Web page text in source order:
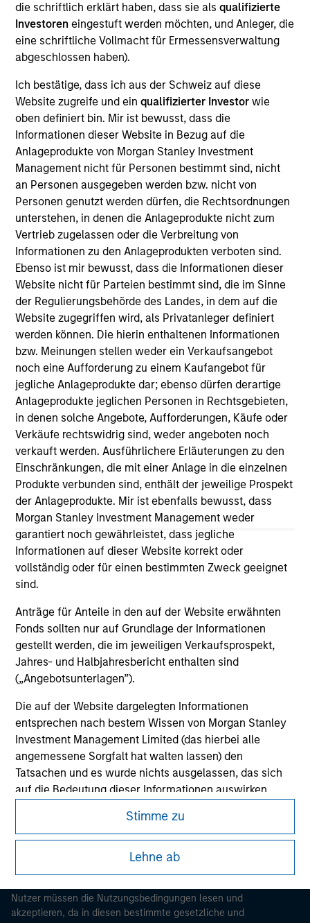
die schriftlich erklärt haben, dass sie alsqualifizierte
Investoren eingestuft werden möchten, und Anleger, die
eine schriftliche Vollmacht für Ermessensverwaltung
abgeschlossen haben).
Ich bestätige, dass ich aus der Schweiz auf diese
Website zugreife und ein qualifizierter Investor wie
oben definiert bin. Mir ist bewusst, dass die
Informationen dieser Website in Bezug auf die
Anlageprodukte von Morgan Stanley Investment
Management nicht für Personen bestimmt sind, nicht
an Personen ausgegeben werden bzw. nicht von
Personen genutzt werden dürfen, die Rechtsordnungen
unterstehen, in denen die Anlageprodukte nicht zum
Vertrieb zugelassen oder die Verbreitung von
Informationen zu den Anlageprodukten verboten sind.
Ebenso ist mir bewusst, dass die Informationen dieser
Website nicht für Parteien bestimmt sind, die im Sinne
der Regulierungsbehörde des Landes, in dem auf die
Website zugegriffen wird, als Privatanleger definiert
werden können. Die hierin enthaltenen Informationen
bzw. Meinungen stellen weder ein Verkaufsangebot
noch eine Aufforderung zu einem Kaufangebot für
jegliche Anlageprodukte dar; ebenso dürfen derartige
Anlageprodukte jeglichen Personen in Rechtsgebieten,
in denen solche Angebote, Aufforderungen, Käufe oder
Verkäufe rechtswidrig sind, weder angeboten noch
verkauft werden. Ausführlichere Erläuterungen zu den
Einschränkungen, die mit einer Anlage in die einzelnen
Produkte verbunden sind, enthält der jeweilige Prospekt
der Anlageprodukte. Mir ist ebenfalls bewusst, dass
Morgan Stanley Investment Management weder
garantiert noch gewährleistet, dass jegliche
Informationen auf dieser Website korrekt oder
vollständig oder für einen bestimmten Zweck geeignet
sind.
Anträge für Anteile in den auf der Website erwähnten
Fonds sollten nur auf Grundlage der Informationen
gestellt werden, die im jeweiligen Verkaufsprospekt,
Jahres- und Halbjahresbericht enthalten sind
(„Angebotsunterlagen”).
Die auf der Website dargelegten Informationen
entsprechen nach bestem Wissen von Morgan Stanley
Investment Management Limited (das hierbei alle
angemessene Sorgfalt hat walten lassen) den
Tatsachen und es wurde nichts ausgelassen, das sich
auf die Bedeutung dieser Informationen auswirken
seine verbundenen Unternehmen haften jedoch weder
für die Richtigkeit dieser Informationen noch für Fehler
oder Auslassungen durch Dritte.
verhindern, gelten für im Finanzsektor tätige Personen
besondere Verpflichtungen. Vor diesem Hintergrund ist
Stimme zu
Lehne ab
solutions for advanced analytics, data visualization and
scenario modelling for Human Resources (“HR”),
organization design and workforce planning. Its flagship
product, OrgVue, provides enterprises improved
analyze workforce changes. Concentra’s emerging
software solution, SupplyVue, offers supply chain analytics
to gain visibility across the entire supply chain.
View Current Employment Opportunities
View Site
Investment Team
Morgan Stanley Expansion Capital
As of July 25, 2025. The above is provided for informational
and educational purposes only. There is no guarantee that
the investment mentioned resulted in positive performance
(for realized holdings), or will perform well in the future (for
current holdings). The trademarks and service marks above
are the property of their respective owners. The information
on this website has not been authorized, sponsored, or
otherwise approved by such owners. By clicking on any
links shown here, you agree that you are navigating to a
third party site. We are providing these hyperlinks to you
only as a convenience and the inclusion of any hyperlink is
not and does not imply any endorsement, approval,
investigation, verification or monitoring by us of any
information contained in any hyperlinked site. In no event
shall we be responsible for the information contained on
the site or your use of such site.
Morgan Stanley
Morgan Stanley Careers
Dieses Dokument ist ein Marketingdokument.
Nutzer müssen die Nutzungsbedingungen lesen und
akzeptieren, da in diesen bestimmte gesetzliche und